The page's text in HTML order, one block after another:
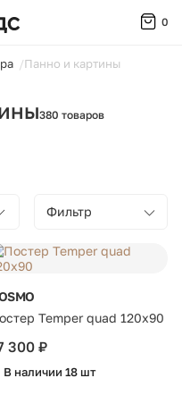
0
Панно и картины
380 товаров
Фильтр
Temper quad 120х90
300 ₽
В наличии 18 шт